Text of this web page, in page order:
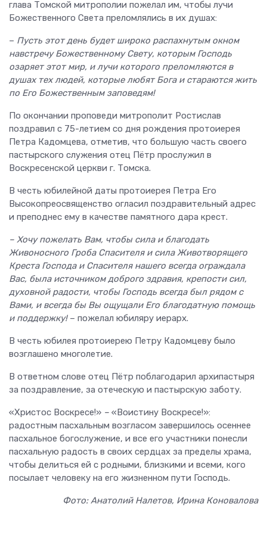
глава Томской митрополии пожелал им, чтобы лучи
Божественного Света преломлялись в их душах:
– Пусть этот день будет широко распахнутым окном
навстречу Божественному Свету, которым Господь
озаряет этот мир, и лучи которого преломляются в
душах тех людей, которые любят Бога и стараются жить
по Его Божественным заповедям!
По окончании проповеди митрополит Ростислав
поздравил с 75-летием со дня рождения протоиерея
Петра Кадомцева, отметив, что большую часть своего
пастырского служения отец Пётр прослужил в
Воскресенской церкви г. Томска.
В честь юбилейной даты протоиерея Петра Его
Высокопреосвященство огласил поздравительный адрес
и преподнес ему в качестве памятного дара крест.
– Хочу пожелать Вам, чтобы сила и благодать
Живоносного Гроба Спасителя и сила Животворящего
Креста Господа и Спасителя нашего всегда ограждала
Вас, была источником доброго здравия, крепости сил,
духовной радости, чтобы Господь всегда был рядом с
Вами, и всегда бы Вы ощущали Его благодатную помощь
и поддержку! – пожелал юбиляру иерарх.
В честь юбилея протоиерею Петру Кадомцеву было
возглашено многолетие.
В ответном слове отец Пётр поблагодарил архипастыря
за поздравление, за отеческую и пастырскую заботу.
«Христос Воскресе!» – «Воистину Воскресе!»:
радостным пасхальным возгласом завершилось осеннее
пасхальное богослужение, и все его участники понесли
пасхальную радость в своих сердцах за пределы храма,
чтобы делиться ей с родными, близкими и всеми, кого
посылает человеку на его жизненном пути Господь.
Фото: Анатолий Налетов, Ирина Коновалова